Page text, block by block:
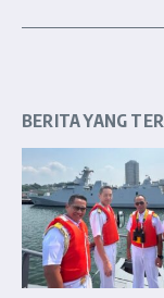
BERITA YANG